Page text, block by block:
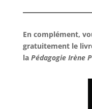
En complément,
gratuitement le
la Pédagogie Irène